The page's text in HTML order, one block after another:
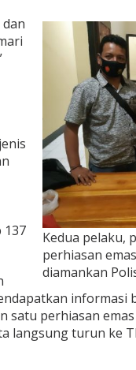
Kedua pelaku,
perhiasan
diamankan
137
informasi
satu perhiasan
langsung turun ke